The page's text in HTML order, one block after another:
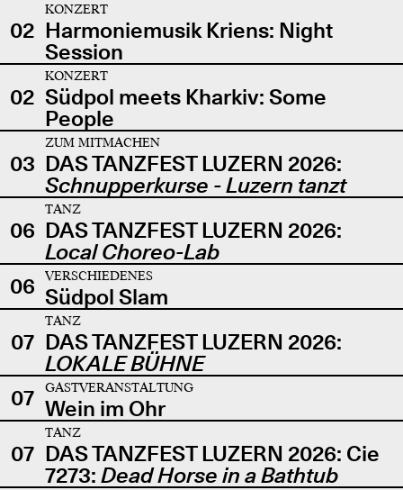
02
KONZERT
Harmoniemusik Kriens: Night
Session
02
KONZERT
Südpol meets Kharkiv: Some
People
03
ZUM MITMACHEN
DAS TANZFEST LUZERN 2026:
Schnupperkurse - Luzern tanzt
06
TANZ
DAS TANZFEST LUZERN 2026:
Local Choreo-Lab
06
VERSCHIEDENES
Südpol Slam
07
TANZ
DAS TANZFEST LUZERN 2026:
LOKALE BÜHNE
07
GASTVERANSTALTUNG
Wein im Ohr
07
TANZ
DAS TANZFEST LUZERN 2026: Cie
7273: Dead Horse in a Bathtub